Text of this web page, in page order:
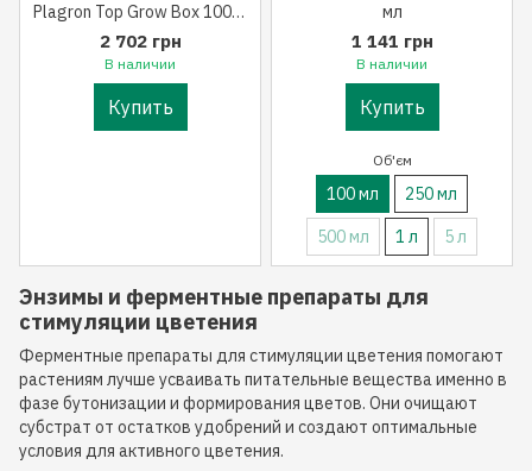
Plagron Top Grow Box 100%
Terra
2 702 грн
В наличии
Купить
мл
1 141 грн
В наличии
Купить
Об'єм
100 мл
250 мл
500 мл
1 л 5 л
Энзимы и ферментные препараты для
стимуляции цветения
Ферментные препараты для стимуляции цветения помогают
растениям лучше усваивать питательные вещества именно в
фазе бутонизации и формирования цветов. Они очищают
субстрат от остатков удобрений и создают оптимальные
условия для активного цветения.